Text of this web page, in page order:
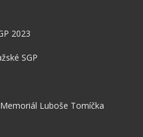
2023
SGP
Luboše Tomíčka